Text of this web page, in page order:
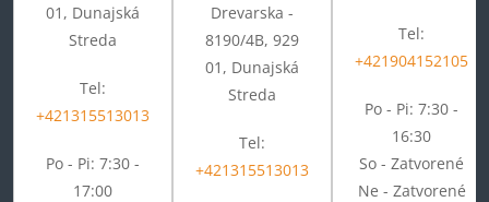
01, Dunajská
Streda
Tel:
+421315513013
Po - Pi: 7:30 -
17:00
Drevarska -
8190/4B, 929
01, Dunajská
Streda
Tel:
+421315513013
Tel:
+421904152105
Po - Pi: 7:30 -
16:30
So - Zatvorené
Ne - Zatvorené